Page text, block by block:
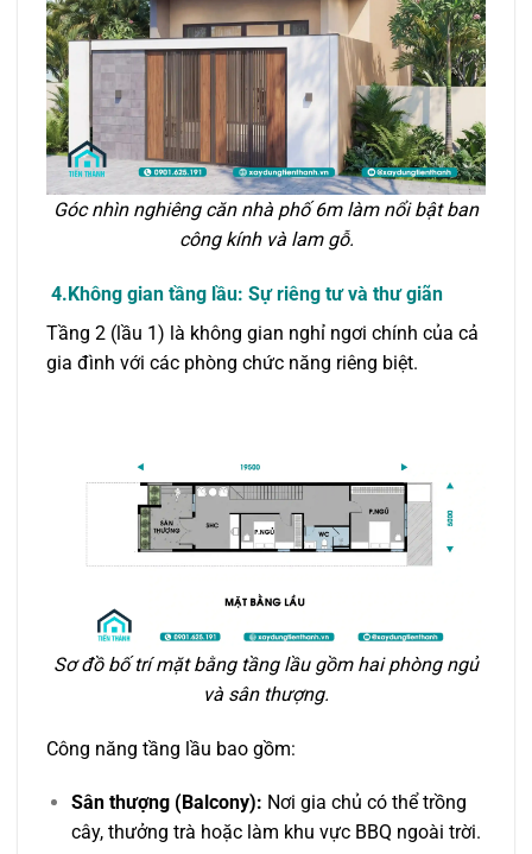
Góc nhìn nghiêng căn nhà phố 6m làm nổi bật ban
công kính và lam gỗ.
4.Không gian tầng lầu: Sự riêng tư và thư giãn
Tầng 2 (lầu 1) là không gian nghỉ ngơi chính của cả
gia đình với các phòng chức năng riêng biệt.
Sơ đồ bố trí mặt bằng tầng lầu gồm hai phòng ngủ
và sân thượng.
Công năng tầng lầu bao gồm:
Sân thượng (Balcony): Nơi gia chủ có thể trồng
cây, thưởng trà hoặc làm khu vực BBQ ngoài trời.